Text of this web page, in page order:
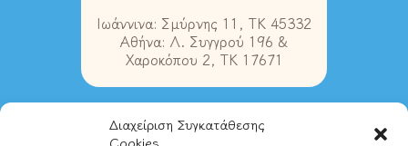
Διαχείριση Συγκατάθεσης
Ιωάννινα: Σμύρνης 11, ΤΚ 45332
Αθήνα: Λ. Συγγρού 196 &
Χαροκόπου 2, ΤΚ 17671
Στοιχεία Επικοινωνίας